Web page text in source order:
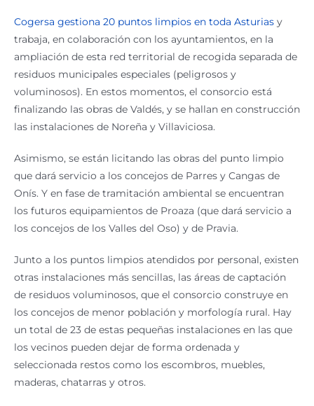
Cogersa gestiona 20 puntos limpios en toda Asturiasy
trabaja, en colaboración con los ayuntamientos, en la
ampliación de esta red territorial de recogida separada de
residuos municipales especiales (peligrosos y
voluminosos). En estos momentos, el consorcio está
finalizando las obras de Valdés, y se hallan en construcción
las instalaciones de Noreña y Villaviciosa.
Asimismo, se están licitando las obras del punto limpio
que dará servicio a los concejos de Parres y Cangas de
Onís. Y en fase de tramitación ambiental se encuentran
los futuros equipamientos de Proaza (que dará servicio a
los concejos de los Valles del Oso) y de Pravia.
Junto a los puntos limpios atendidos por personal, existen
otras instalaciones más sencillas, las áreas de captación
de residuos voluminosos, que el consorcio construye en
los concejos de menor población y morfología rural. Hay
un total de 23 de estas pequeñas instalaciones en las que
los vecinos pueden dejar de forma ordenada y
seleccionada restos como los escombros, muebles,
maderas, chatarras y otros.